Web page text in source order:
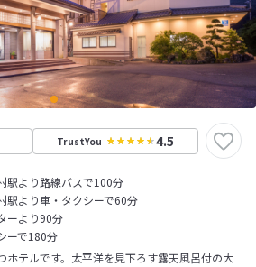
TrustYou 4.5
駅より路線バスで100分
駅より車・タクシーで60分
ーより90分
ーで180分
ホテルです。太平洋を見下ろす露天風呂付の大